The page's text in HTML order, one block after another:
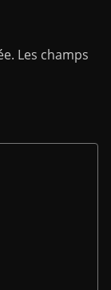
Les champs